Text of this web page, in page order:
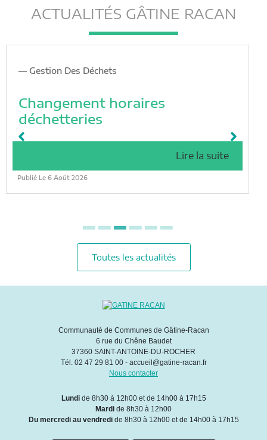
ACTUALITÉS GÂTINE RACAN
Gestion Des Déchets
Changement horaires
déchetteries
Lire la suite
6 Août 2026
Toutes les actualités
Communauté de Communes de Gâtine-Racan
6 rue du Chêne Baudet
37360 SAINT-ANTOINE-DU-ROCHER
Tél. 02 47 29 81 00 - accueil@gatine-racan.fr
Nous contacter
Lundide 8h30 à 12h00 et de 14h00 à 17h15
Mardi de 8h30 à 12h00
Du mercredi au vendredide 8h30 à 12h00 et de 14h00 à 17h15